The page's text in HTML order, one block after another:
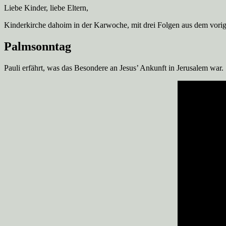
Liebe Kinder, liebe Eltern,
Kinderkirche dahoim in der Karwoche, mit drei Folgen aus dem
Palmsonntag
Pauli erfährt, was das Besondere an Jesus’ Ankunft in Jerusalem war.